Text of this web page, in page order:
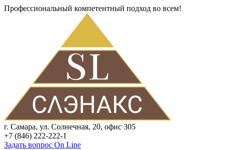
Профессиональный компетентный подход во всем!
г. Самара, ул. Солнечная, 20, офис 305
+7 (846) 222-222-1
Задать вопрос On Line